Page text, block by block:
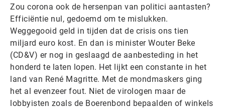
Zou corona ook de hersenpan van politici aantasten?
Efficiëntie nul, gedoemd om te mislukken.
Weggegooid geld in tijden dat de crisis ons tien
miljard euro kost. En dan is minister Wouter Beke
(CD&V) er nog in geslaagd de aanbesteding in het
honderd te laten lopen. Het lijkt een constante in het
land van René Magritte. Met de mondmaskers ging
het al evenzeer fout. Niet de virologen maar de
lobbyisten zoals de Boerenbond bepaalden of winkels